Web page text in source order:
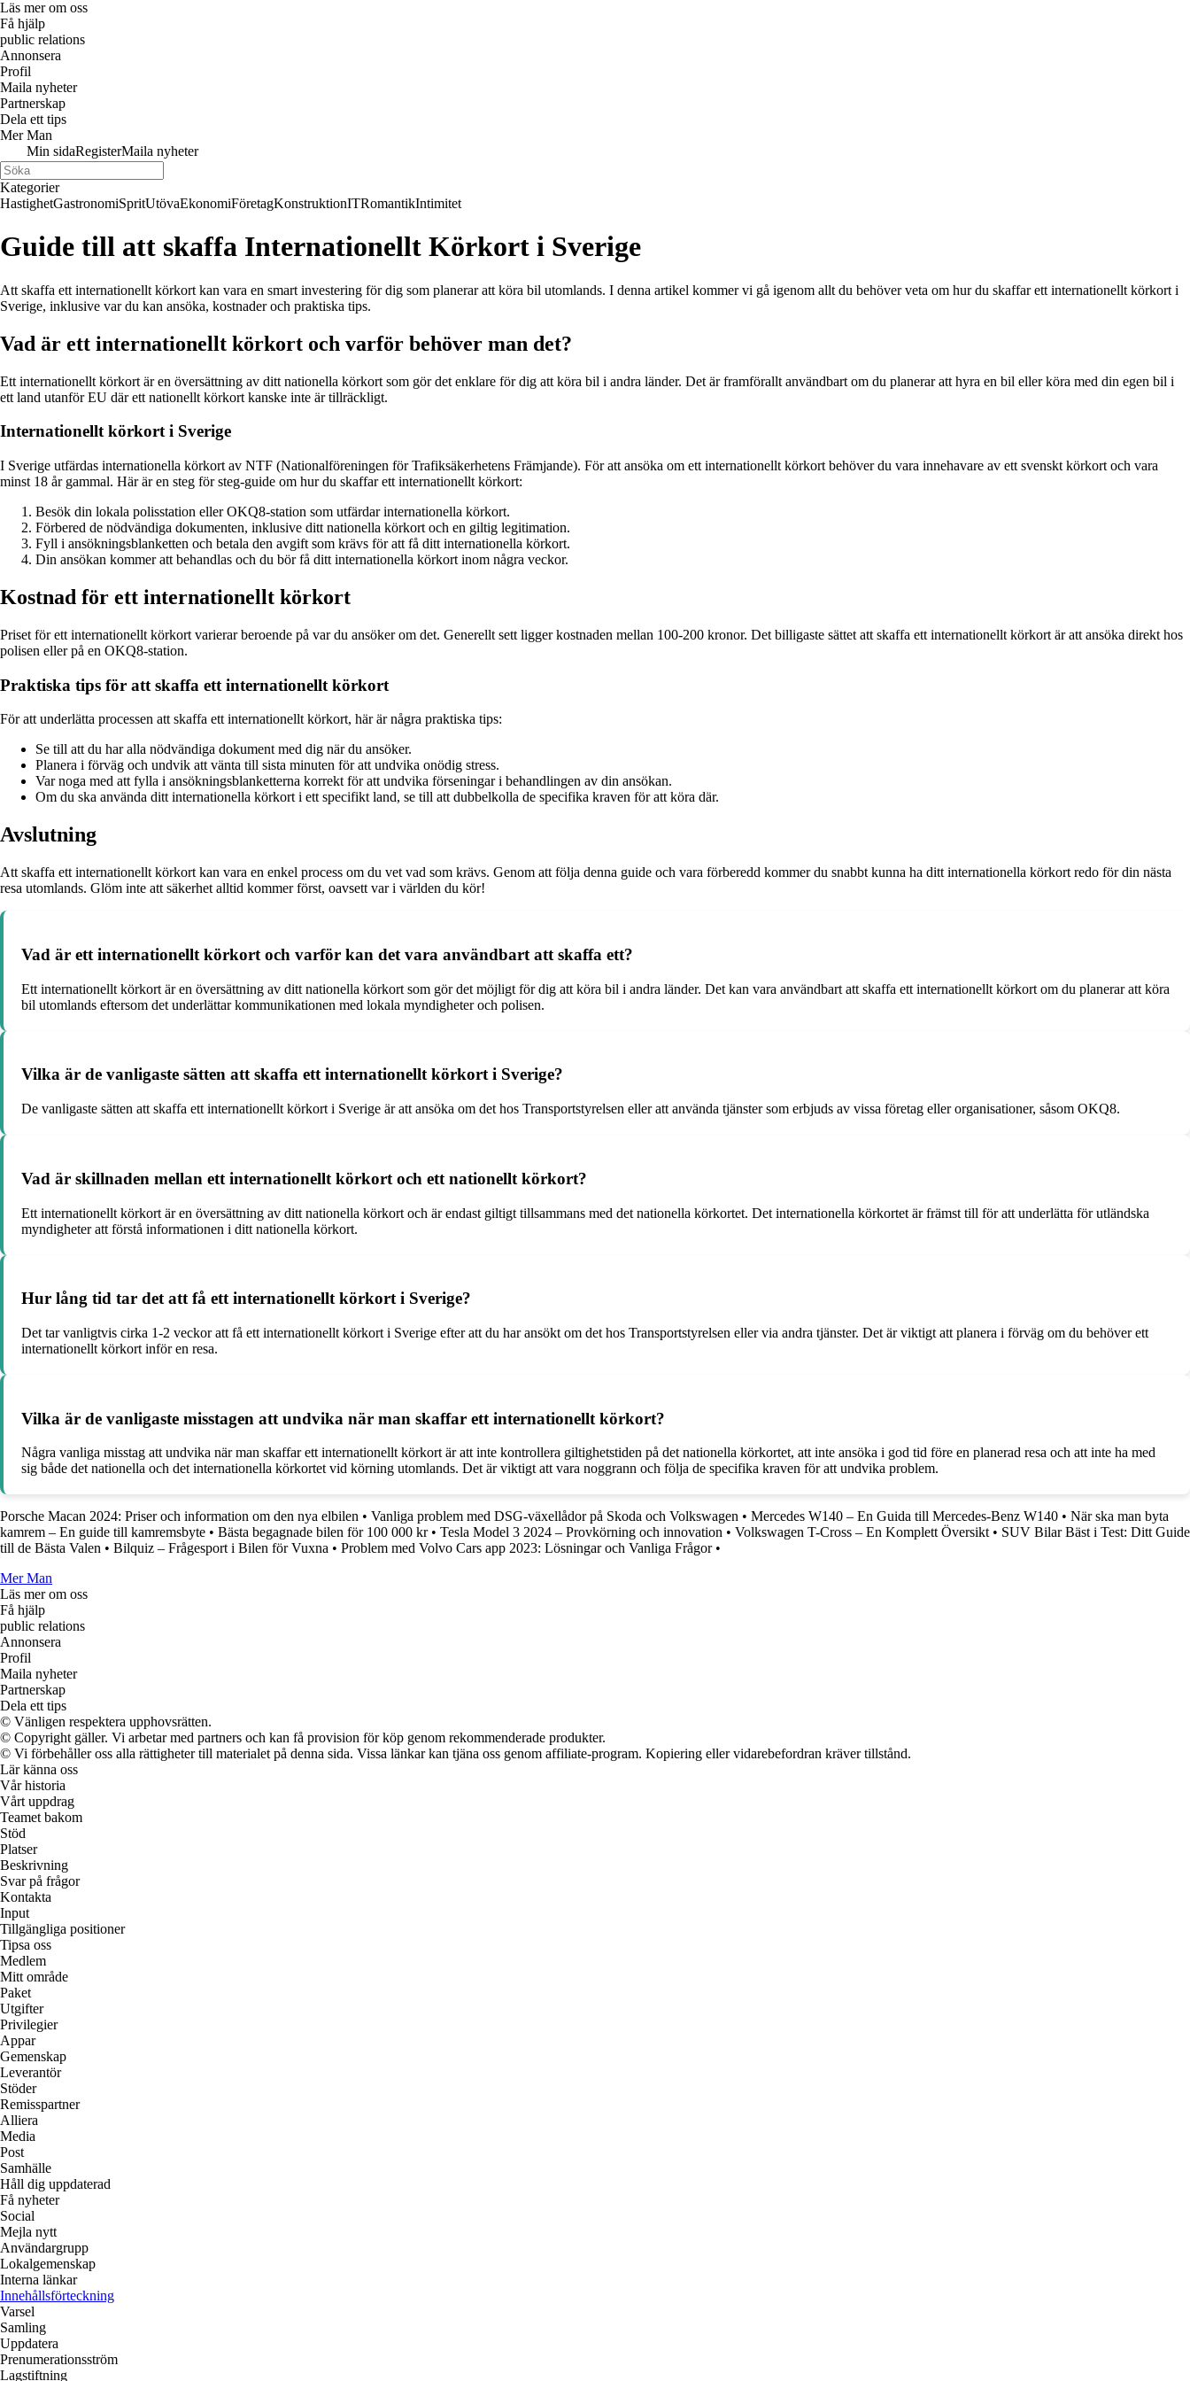
Läs mer om oss
Få hjälp
public relations
Annonsera
Profil
Maila nyheter
Partnerskap
Dela ett tips
Mer Man
Min sidaRegisterMaila nyheter
Kategorier
HastighetGastronomiSpritUtövaEkonomiFöretagKonstruktionITRomantikIntimitet
Guide till att skaffa Internationellt Körkort i Sverige
Att skaffa ett internationellt körkort kan vara en smart investering för dig som planerar att köra bil utomlands. I denna artikel kommer vi gå igenom allt du behöver veta om hur du skaffar ett internationellt körkort i
Sverige, inklusive var du kan ansöka, kostnader och praktiska tips.
Vad är ett internationellt körkort och varför behöver man det?
Ett internationellt körkort är en översättning av ditt nationella körkort som gör det enklare för dig att köra bil i andra länder. Det är framförallt användbart om du planerar att hyra en bil eller köra med din egen bil i
ett land utanför EU där ett nationellt körkort kanske inte är tillräckligt.
Internationellt körkort i Sverige
I Sverige utfärdas internationella körkort av NTF (Nationalföreningen för Trafiksäkerhetens Främjande). För att ansöka om ett internationellt körkort behöver du vara innehavare av ett svenskt körkort och vara
minst 18 år gammal. Här är en steg för steg-guide om hur du skaffar ett internationellt körkort:
Besök din lokala polisstation eller OKQ8-station som utfärdar internationella körkort.
Förbered de nödvändiga dokumenten, inklusive ditt nationella körkort och en giltig legitimation.
Fyll i ansökningsblanketten och betala den avgift som krävs för att få ditt internationella körkort.
Din ansökan kommer att behandlas och du bör få ditt internationella körkort inom några veckor.
Kostnad för ett internationellt körkort
Priset för ett internationellt körkort varierar beroende på var du ansöker om det. Generellt sett ligger kostnaden mellan 100-200 kronor. Det billigaste sättet att skaffa ett internationellt körkort är att ansöka direkt hos
polisen eller på en OKQ8-station.
Praktiska tips för att skaffa ett internationellt körkort
För att underlätta processen att skaffa ett internationellt körkort, här är några praktiska tips:
Se till att du har alla nödvändiga dokument med dig när du ansöker.
Planera i förväg och undvik att vänta till sista minuten för att undvika onödig stress.
Var noga med att fylla i ansökningsblanketterna korrekt för att undvika förseningar i behandlingen av din ansökan.
Om du ska använda ditt internationella körkort i ett specifikt land, se till att dubbelkolla de specifika kraven för att köra där.
Avslutning
Att skaffa ett internationellt körkort kan vara en enkel process om du vet vad som krävs. Genom att följa denna guide och vara förberedd kommer du snabbt kunna ha ditt internationella körkort redo för din nästa
resa utomlands. Glöm inte att säkerhet alltid kommer först, oavsett var i världen du kör!
Vad är ett internationellt körkort och varför kan det vara användbart att skaffa ett?
Ett internationellt körkort är en översättning av ditt nationella körkort som gör det möjligt för dig att köra bil i andra länder. Det kan vara användbart att skaffa ett internationellt körkort om du planerar att köra
bil utomlands eftersom det underlättar kommunikationen med lokala myndigheter och polisen.
Vilka är de vanligaste sätten att skaffa ett internationellt körkort i Sverige?
De vanligaste sätten att skaffa ett internationellt körkort i Sverige är att ansöka om det hos Transportstyrelsen eller att använda tjänster som erbjuds av vissa företag eller organisationer, såsom OKQ8.
Vad är skillnaden mellan ett internationellt körkort och ett nationellt körkort?
Ett internationellt körkort är en översättning av ditt nationella körkort och är endast giltigt tillsammans med det nationella körkortet. Det internationella körkortet är främst till för att underlätta för utländska
myndigheter att förstå informationen i ditt nationella körkort.
Hur lång tid tar det att få ett internationellt körkort i Sverige?
Det tar vanligtvis cirka 1-2 veckor att få ett internationellt körkort i Sverige efter att du har ansökt om det hos Transportstyrelsen eller via andra tjänster. Det är viktigt att planera i förväg om du behöver ett
internationellt körkort inför en resa.
Vilka är de vanligaste misstagen att undvika när man skaffar ett internationellt körkort?
Några vanliga misstag att undvika när man skaffar ett internationellt körkort är att inte kontrollera giltighetstiden på det nationella körkortet, att inte ansöka i god tid före en planerad resa och att inte ha med
sig både det nationella och det internationella körkortet vid körning utomlands. Det är viktigt att vara noggrann och följa de specifika kraven för att undvika problem.
Porsche Macan 2024: Priser och information om den nya elbilen • Vanliga problem med DSG-växellådor på Skoda och Volkswagen • Mercedes W140 – En Guida till Mercedes-Benz W140 • När ska man byta
kamrem – En guide till kamremsbyte • Bästa begagnade bilen för 100 000 kr• Tesla Model 3 2024 – Provkörning och innovation • Volkswagen T-Cross – En Komplett Översikt • SUV Bilar Bäst i Test: Ditt Guide
till de Bästa Valen • Bilquiz – Frågesport i Bilen för Vuxna • Problem med Volvo Cars app 2023: Lösningar och Vanliga Frågor•
Mer Man
Läs mer om oss
Få hjälp
public relations
Annonsera
Profil
Maila nyheter
Partnerskap
Dela ett tips
© Vänligen respektera upphovsrätten.
© Copyright gäller. Vi arbetar med partners och kan få provision för köp genom rekommenderade produkter.
© Vi förbehåller oss alla rättigheter till materialet på denna sida. Vissa länkar kan tjäna oss genom affiliate-program. Kopiering eller vidarebefordran kräver tillstånd.
Lär känna oss
Vår historia
Vårt uppdrag
Teamet bakom
Stöd
Platser
Beskrivning
Svar på frågor
Kontakta
Input
Tillgängliga positioner
Tipsa oss
Medlem
Mitt område
Paket
Utgifter
Privilegier
Appar
Gemenskap
Leverantör
Stöder
Remisspartner
Alliera
Media
Post
Samhälle
Håll dig uppdaterad
Få nyheter
Social
Mejla nytt
Användargrupp
Lokalgemenskap
Interna länkar
Innehållsförteckning
Varsel
Samling
Uppdatera
Prenumerationsström
Lagstiftning